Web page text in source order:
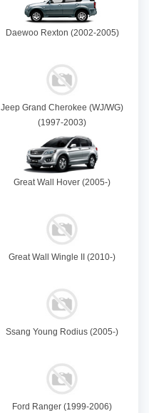
Daewoo Rexton (2002-2005)
Jeep Grand Cherokee (WJ/WG)
(1997-2003)
Great Wall Hover (2005-)
Great Wall Wingle II (2010-)
Ssang Young Rodius (2005-)
Ford Ranger (1999-2006)